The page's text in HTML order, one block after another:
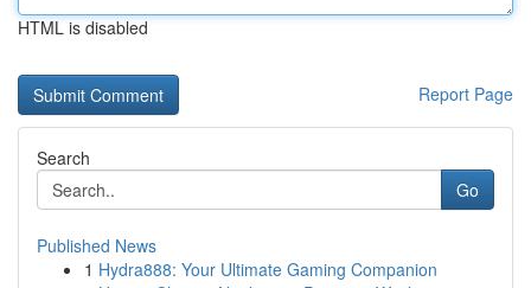
HTML is disabled
Report Page
Search
Go
Published News
1 Hydra888: Your Ultimate Gaming Companion